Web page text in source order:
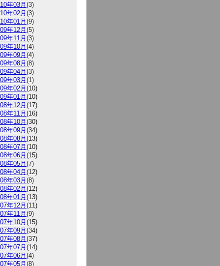
年03月(3)
年02月(3)
年01月(9)
年12月(5)
年11月(3)
年10月(4)
年09月(4)
年08月(8)
年04月(3)
年03月(1)
年02月(10)
年01月(10)
年12月(17)
年11月(16)
年10月(30)
年09月(34)
年08月(13)
年07月(10)
年06月(15)
年05月(7)
年04月(12)
年03月(8)
年02月(12)
年01月(13)
年12月(11)
年11月(9)
年10月(15)
年09月(34)
年08月(37)
年07月(14)
年06月(4)
年05月(8)